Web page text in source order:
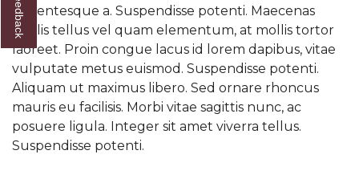
pellentesque a. Suspendisse potenti. Maecenas
mollis tellus vel quam elementum, at mollis tortor
laoreet. Proin congue lacus id lorem dapibus, vitae
vulputate metus euismod. Suspendisse potenti.
Aliquam ut maximus libero. Sed ornare rhoncus
mauris eu facilisis. Morbi vitae sagittis nunc, ac
posuere ligula. Integer sit amet viverra tellus.
Suspendisse potenti.